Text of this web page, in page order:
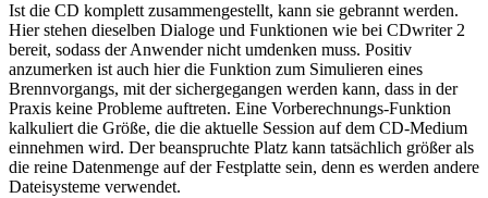
Ist die CD komplett zusammengestellt, kann sie gebrannt werden.
Hier stehen dieselben Dialoge und Funktionen wie bei CDwriter 2
bereit, sodass der Anwender nicht umdenken muss. Positiv
anzumerken ist auch hier die Funktion zum Simulieren eines
Brennvorgangs, mit der sichergegangen werden kann, dass in der
Praxis keine Probleme auftreten. Eine Vorberechnungs-Funktion
kalkuliert die Größe, die die aktuelle Session auf dem CD-Medium
einnehmen wird. Der beanspruchte Platz kann tatsächlich größer als
die reine Datenmenge auf der Festplatte sein, denn es werden andere
Dateisysteme verwendet.